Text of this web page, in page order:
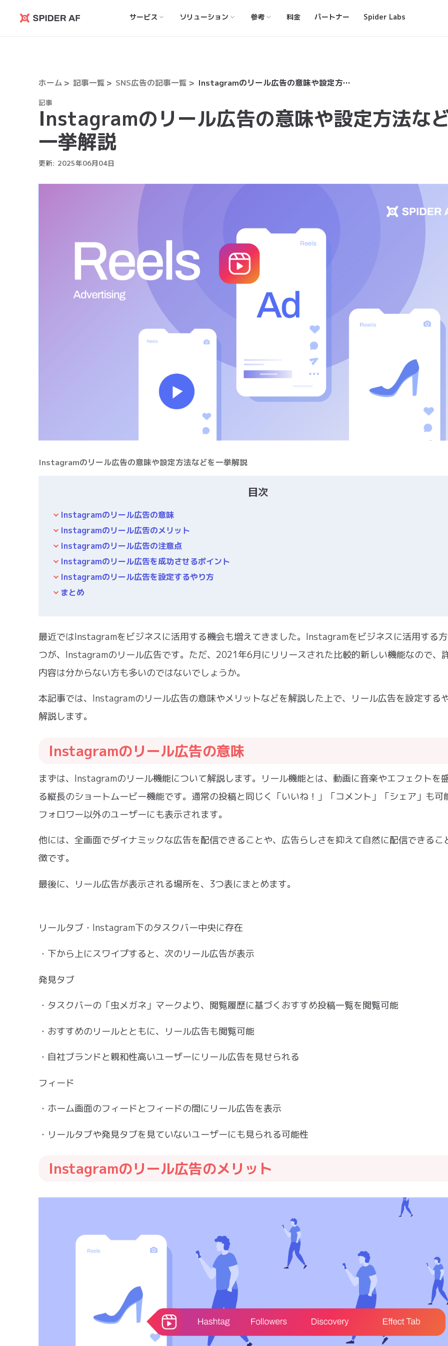
Spider
サービス ソリューション 参考 料金 パートナー Spider Labs
ホーム 記事一覧 SNS広告の記事一覧 Instagramのリール広告の意味や設定方法などを一挙解説
記事
Instagramのリール広告の意味や設定方法な
一挙解説
更新: 2025年06月04日
Instagramのリール広告の意味や設定方法などを一挙解説
目次
Instagramのリール広告の意味
Instagramのリール広告のメリット
Instagramのリール広告の注意点
Instagramのリール広告を成功させるポイント
Instagramのリール広告を設定するやり方
まとめ
最近ではInstagramをビジネスに活用する機会も増えてきました。Instagramをビジネスに活用する
つが、Instagramのリール広告です。ただ、2021年6月にリリースされた比較的新しい機能なので、
内容は分からない方も多いのではないでしょうか。
本記事では、Instagramのリール広告の意味やメリットなどを解説した上で、リール広告を設定する
解説します。
Instagramのリール広告の意味
まずは、Instagramのリール機能について解説します。リール機能とは、動画に音楽やエフェクトを
る縦長のショートムービー機能です。通常の投稿と同じく「いいね！」「コメント」「シェア」も可
フォロワー以外のユーザーにも表示されます。
他には、全画面でダイナミックな広告を配信できることや、広告らしさを抑えて自然に配信できるこ
徴です。
最後に、リール広告が表示される場所を、3つ表にまとめます。
リールタブ・Instagram下のタスクバー中央に存在
・下から上にスワイプすると、次のリール広告が表示
発見タブ
・タスクバーの「虫メガネ」マークより、閲覧履歴に基づくおすすめ投稿一覧を閲覧可能
・おすすめのリールとともに、リール広告も閲覧可能
・自社ブランドと親和性高いユーザーにリール広告を見せられる
フィード
・ホーム画面のフィードとフィードの間にリール広告を表示
・リールタブや発見タブを見ていないユーザーにも見られる可能性
Instagramのリール広告のメリット